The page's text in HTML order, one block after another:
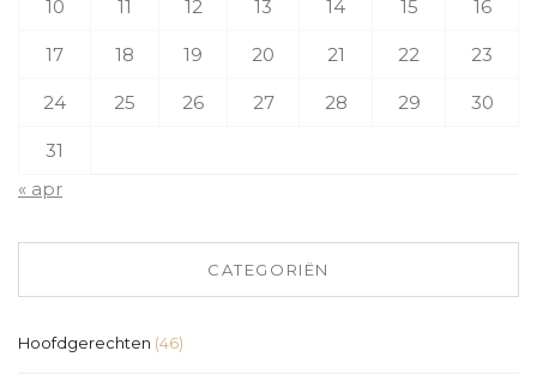
10 11 12 13 14 15 16
17 18 19 20 21 22 23
24 25 26 27 28 29 30
31
« apr
CATEGORIËN
Hoofdgerechten (46)